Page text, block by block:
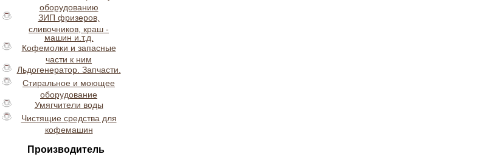
оборудованию
ЗИП фризеров,
сливочников, краш -
машин и.т.д.
Кофемолки и запасные
части к ним
Льдогенератор. Запчасти.
Стиральное и моющее
оборудование
Умягчители воды
Чистящие средства для
кофемашин
Производитель